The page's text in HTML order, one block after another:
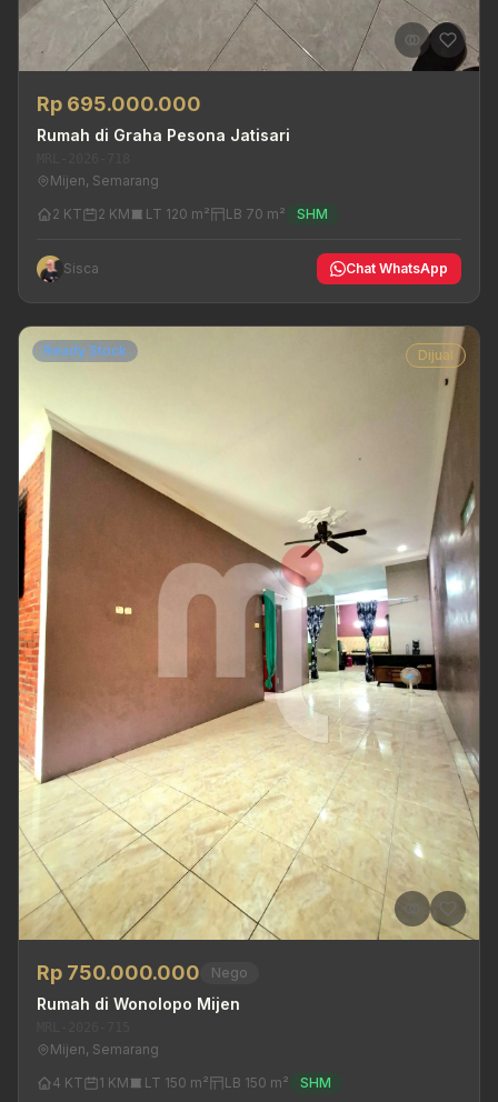
Rp 695.000.000
Rumah di Graha Pesona Jatisari
Mijen, Semarang
2 KT
2 KM LT 120 m² LB 70 m² SHM
Sisca Chat WhatsApp
Ready Stock Dijual
Rp 750.000.000 Nego
Rumah di Wonolopo Mijen
Mijen, Semarang
4 KT
1 KM LT 150 m² LB 150 m² SHM